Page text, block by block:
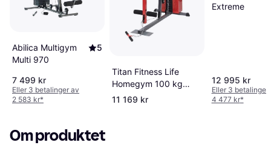
Abilica Multigym
Multi 970
5
7 499 kr
Eller 3 betalinger av
2 583 kr*
Titan Fitness Life
Homegym 100 kg
Power Stasjon
11 169 kr
Extreme
12 995 kr
Eller 3 betalinger
4 477 kr*
Om produktet